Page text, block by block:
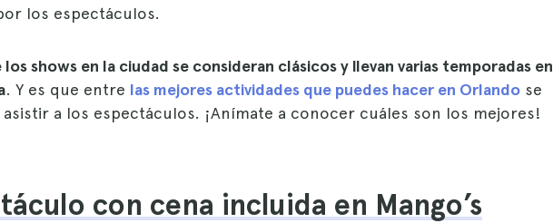
los espectáculos.
los shows en la ciudad se consideran clásicos y llevan varias temporadas en
. Y es que entre las mejores actividades que puedes hacer en Orlando se
a los espectáculos. ¡Anímate a conocer cuáles son los mejores!
con cena incluida en Mango’s